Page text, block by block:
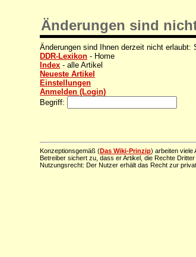
Änderungen sind
Änderungen sind Ihnen derzeit nicht erlaubt:
DDR-Lexikon - Home
Index - alle Artikel
Neueste Artikel
Einstellungen
Anmelden (Login)
Begriff:
Konzeptionsgemäß (Das Wiki-Prinzip) arbeiten viele
Betreiber sichert zu, dass er Artikel, die Rechte
Nutzungsrecht: Der Nutzer erhält das Recht zur